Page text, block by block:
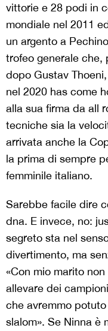
vittorie e 28 podi in
mondiale nel 2011
un argento a
trofeo generale che,
dopo Gustav
nel 2020 has come
alla sua firma da all
tecniche sia la
arrivata anche la
la prima di sempre
femminile italiano.
Sarebbe facile dire
dna. E invece, no:
segreto sta nel
divertimento, ma
«Con mio marito
allevare dei
che avremmo
slalom». Se Ninna è